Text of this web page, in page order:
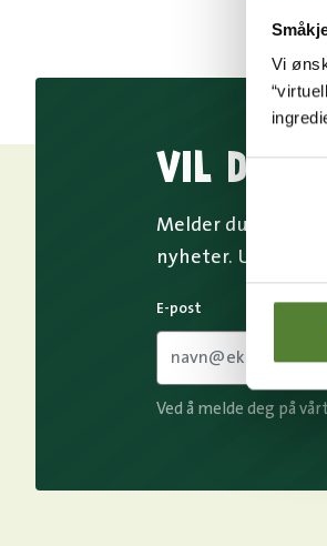
Vi
VIL DU
Melder du deg på
nyheter. Uten
E-post
Ved å melde deg på